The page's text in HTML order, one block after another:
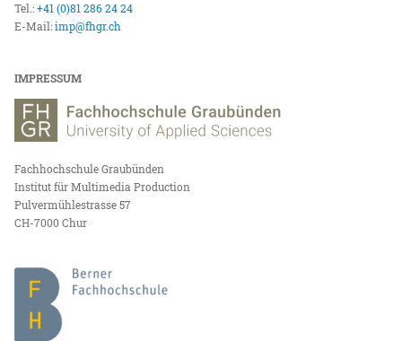
Tel.:+41 (0)81 286 24 24
E-Mail:imp@fhgr.ch
IMPRESSUM
Fachhochschule Graubünden
Institut für Multimedia Production
Pulvermühlestrasse 57
CH-7000 Chur